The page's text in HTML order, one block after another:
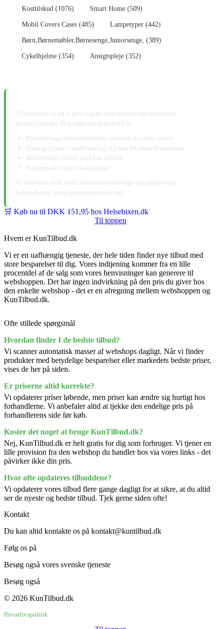
Kosttilskud (1076) Smart Home (509)
Mobil Covers Cases (485) Lampetyper (442)
Børn,Børnemøbler,Børnesenge,Juniorsenge, (389)
Cykelhjelme (354) Ansigtspleje (352)
Vi bestræber os på at give dig de mest præcise og opdaterede
prisoplysninger. Dog tages der forbehold for:
Prisændringer hos forhandlere, som kan ske uden varsel
Unøjagtigheder i indhentning af priser fra andre forhandlere
Midlertidige tilbud, som kan udløbe
Begrænsede lagerbeholdninger
Vi anbefaler altid, at du tjekker den endelige pris direkte hos
forhandleren, før du gennemfører dit køb.
🛒 Køb nu til DKK 151,95 hos Helsebixen.dk
Til toppen
Hvem er KunTilbud.dk
Vi er en uafhængig tjeneste, der hele tiden finder nye tilbud med
store besparelser til dig. Vores indtjening kommer fra en lille
procentdel af de salg som vores henvisninger kan generere til
webshoppen. Det har ingen indvirkning på den pris du giver hos
den enkelte webshop - det er en afregning mellem webshoppen og
KunTilbud.dk.
Ofte stillede spørgsmål
Hvordan finder I de bedste tilbud?
Vi scanner automatisk masser af webshops dagligt. Når vi finder
produkter med betydelige besparelser eller markedets bedste priser,
vises de her på siden.
Er priserne altid korrekte?
Vi opdaterer priser løbende, men priser kan ændre sig hurtigt hos
forhandlerne. Vi anbefaler altid at tjekke den endelige pris på
forhandlerens side før køb.
Koster det noget at bruge KunTilbud.dk?
Nej, KunTilbud.dk er helt gratis for dig som forbruger. Vi tjener en
lille provision fra den webshop du handler hos via vores links - det
påvirker ikke din pris.
Hvor ofte opdateres tilbuddene?
Vi opdaterer vores tilbud flere gange dagligt for at sikre, at du altid
ser de nyeste og bedste tilbud. Tjek gerne siden ofte!
Kontakt
Du kan altid kontakte os på kontakt@kuntilbud.dk
Følg os på
Besøg også vores svenske tjeneste
Besøg også
© 2026 KunTilbud.dk
Privatlivspolitik